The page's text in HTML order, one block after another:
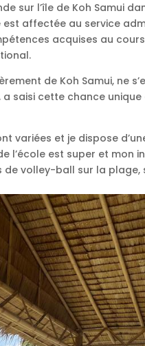
sur l’île de Koh Samui
est affectée au service
acquises au cours
de Koh Samui, ne
saisi cette chance unique
variées et je dispose
l’école est super et mon
volley-ball sur la